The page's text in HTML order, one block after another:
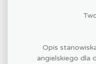
Opis
angielskiego dla